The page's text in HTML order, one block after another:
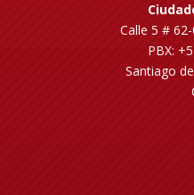
Calle 5 #
PBX:
Santiago